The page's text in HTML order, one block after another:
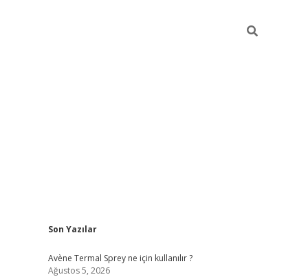
Sidebar
Son Yazılar
Avène Termal Sprey ne için kullanılır ?
Ağustos 5, 2026